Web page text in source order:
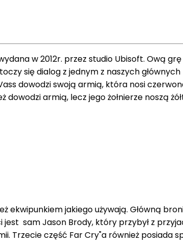
w 2012r. przez studio Ubisoft. Ową
się dialog z jednym z naszych
dowodzi swoją armią, która nosi
armią, lecz jego żołnierze noszą
jakiego używają. Główną
sam Jason Brody, który przybył z
Trzecie część Far Cry"a również posiada